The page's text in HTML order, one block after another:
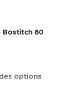
Bostitch 80
options